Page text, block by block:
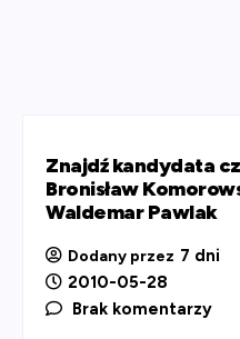
Znajdź kandydata
Bronisław
Waldemar Pawlak
Dodany przez 7 dni
2010-05-28
Brak komentarzy